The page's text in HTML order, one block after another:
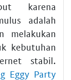
karena
adalah
melakukan
kebutuhan
stabil.
Eggy Party